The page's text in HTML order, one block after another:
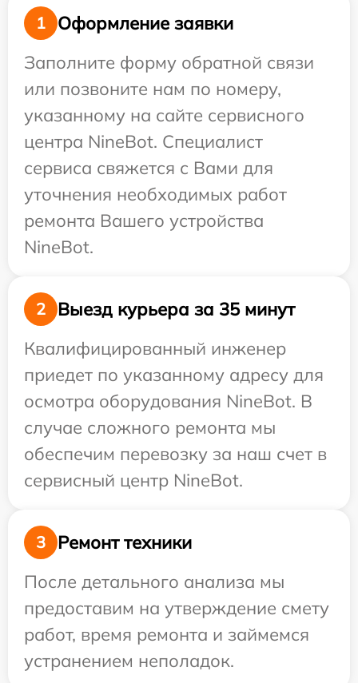
1
Оформление заявки
Заполните форму обратной связи
или позвоните нам по номеру,
указанному на сайте сервисного
центра NineBot. Специалист
сервиса свяжется с Вами для
уточнения необходимых работ
ремонта Вашего устройства
NineBot.
2
Выезд курьера за 35 минут
Квалифицированный инженер
приедет по указанному адресу для
осмотра оборудования NineBot. В
случае сложного ремонта мы
обеспечим перевозку за наш счет в
сервисный центр NineBot.
3
Ремонт техники
После детального анализа мы
предоставим на утверждение смету
работ, время ремонта и займемся
устранением неполадок.